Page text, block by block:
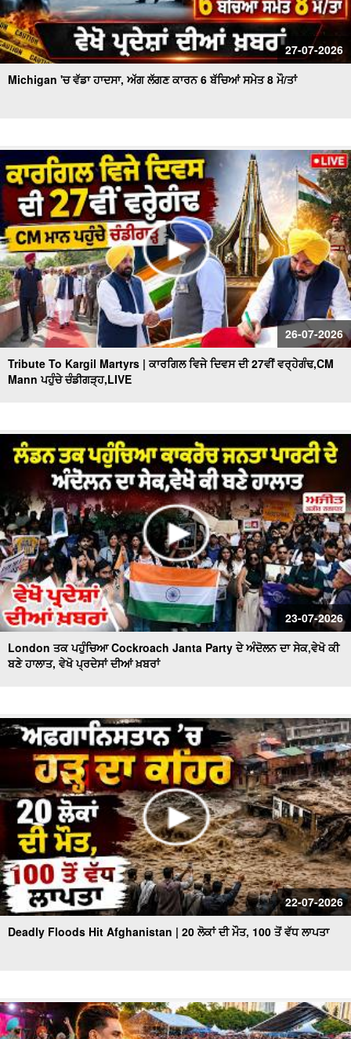
27-07-2026
Michigan 'ਚ ਵੱਡਾ ਹਾਦਸਾ, ਅੱਗ ਲੱਗਣ ਕਾਰਨ 6 ਬੱਚਿਆਂ ਸਮੇਤ 8 ਮੌ/ਤਾਂ
26-07-2026
Tribute To Kargil Martyrs | ਕਾਰਗਿਲ ਵਿਜੇ ਦਿਵਸ ਦੀ 27ਵੀਂ ਵਰ੍ਹੇਗੰਢ,CM
Mann ਪਹੁੰਚੇ ਚੰਡੀਗੜ੍ਹ,LIVE
23-07-2026
London ਤਕ ਪਹੁੰਚਿਆ Cockroach Janta Party ਦੇ ਅੰਦੋਲਨ ਦਾ ਸੇਕ,ਵੇਖੋ ਕੀ
ਬਣੇ ਹਾਲਾਤ, ਵੇਖੋ ਪ੍ਰਦੇਸਾਂ ਦੀਆਂ ਖ਼ਬਰਾਂ
22-07-2026
Deadly Floods Hit Afghanistan | 20 ਲੋਕਾਂ ਦੀ ਮੌਤ, 100 ਤੋਂ ਵੱਧ ਲਾਪਤਾ